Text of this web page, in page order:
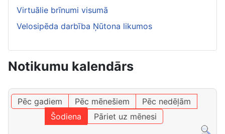
Virtuālie brīnumi visumā
Velosipēda darbība Ņūtona likumos
Notikumu kalendārs
Pēc gadiem Pēc mēnešiem
Pēc nedēļām
Šodiena
Pāriet uz mēnesi